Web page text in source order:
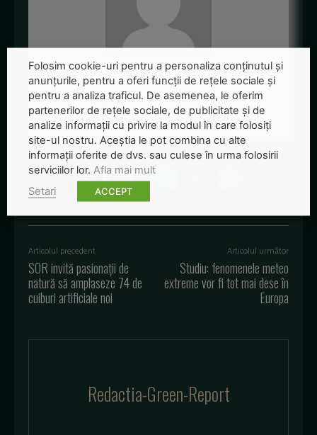
Redactia-Green-Report
+ posts
Articolul precedent
SOR invită pasionații de
natură să amplaseze 74 de
cuiburi artificiale noi
Articolul următor
Studiu: fenomenele meteo
extreme vor fi tot mai dese în
Europa
Redactia-Green-Report
Folosim cookie-uri pentru a personaliza conținutul și
anunțurile, pentru a oferi funcții de rețele sociale și
pentru a analiza traficul. De asemenea, le oferim
partenerilor de rețele sociale, de publicitate și de
analize informații cu privire la modul în care folosiți
site-ul nostru. Aceștia le pot combina cu alte
informații oferite de dvs. sau culese în urma folosirii
serviciilor lor. Afla mai mult
Setari
ACCEPT